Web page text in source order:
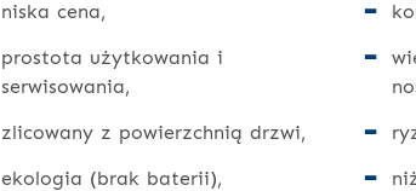
niska cena,
prostota użytkowania i
serwisowania,
zlicowany z powierzchnią drzwi,
ekologia (brak baterii),